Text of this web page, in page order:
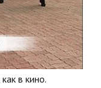
в кино.